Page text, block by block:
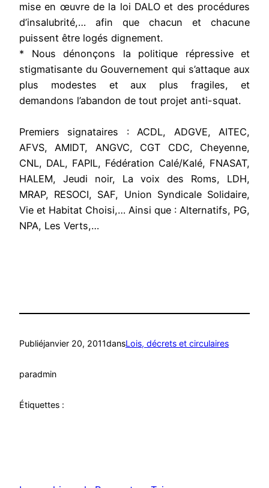
mise en œuvre de la loi DALO et des procédures
d’insalubrité,… afin que chacun et chacune
puissent être logés dignement.
* Nous dénonçons la politique répressive et
stigmatisante du Gouvernement qui s’attaque aux
plus modestes et aux plus fragiles, et
demandons l’abandon de tout projet anti-squat.
Premiers signataires : ACDL, ADGVE, AITEC,
AFVS, AMIDT, ANGVC, CGT CDC, Cheyenne,
CNL, DAL, FAPIL, Fédération Calé/Kalé, FNASAT,
HALEM, Jeudi noir, La voix des Roms, LDH,
MRAP, RESOCI, SAF, Union Syndicale Solidaire,
Vie et Habitat Choisi,… Ainsi que : Alternatifs, PG,
NPA, Les Verts,…
Publiéjanvier 20, 2011dansLois, décrets et circulaires
paradmin
Étiquettes :